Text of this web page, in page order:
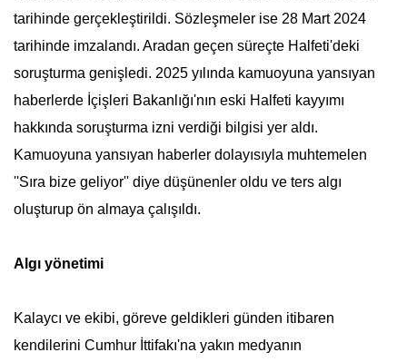
tarihinde gerçekleştirildi. Sözleşmeler ise 28 Mart 2024
tarihinde imzalandı. Aradan geçen süreçte Halfeti'deki
soruşturma genişledi. 2025 yılında kamuoyuna yansıyan
haberlerde İçişleri Bakanlığı'nın eski Halfeti kayyımı
hakkında soruşturma izni verdiği bilgisi yer aldı.
Kamuoyuna yansıyan haberler dolayısıyla muhtemelen
''Sıra bize geliyor'' diye düşünenler oldu ve ters algı
oluşturup ön almaya çalışıldı.
Algı yönetimi
Kalaycı ve ekibi, göreve geldikleri günden itibaren
kendilerini Cumhur İttifakı'na yakın medyanın